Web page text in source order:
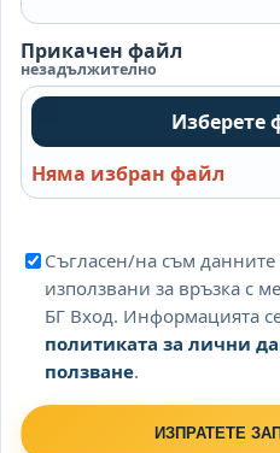
Прикачен файл
незадължително
Изберете
Няма избран файл
Съгласен/на съм
използвани за връзка с
БГ Вход. Информацията
политиката за лични
ползване.
ИЗПРАТЕТЕ